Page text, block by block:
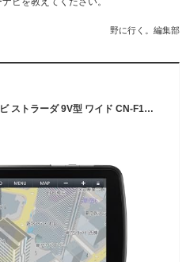
野に行く。編集部
パナソニック(Panasonic) カーナビ ストラーダ 9V型 ワイド CN-F1D9C1D フルセグ ドラレコ連携 HD液晶搭載 全国市街地図に対応 Bluetooth接続 ネット動画対応